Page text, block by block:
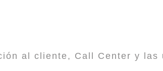
al cliente, Call Center y las